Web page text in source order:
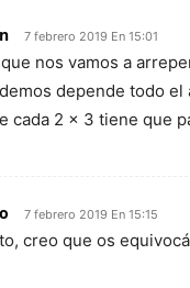
7 febrero 2019 En 15:01
nos vamos a
depende todo
cada 2 x 3 tiene que
7 febrero 2019 En 15:15
creo que os